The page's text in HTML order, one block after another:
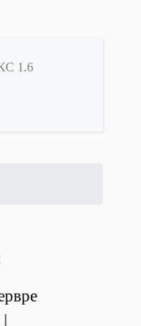
1.6